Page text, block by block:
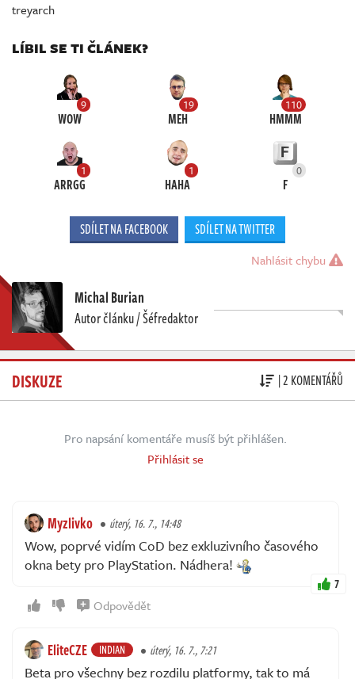
treyarch
LÍBIL SE TI ČLÁNEK?
9
WOW
19
MEH
110
HMMM
1
ARRGG
1
HAHA
0
F
SDÍLET NA FACEBOOK SDÍLET NA TWITTER
Nahlásit chybu
Michal Burian
Autor článku / Šéfredaktor
DISKUZE | 2 KOMENTÁŘŮ
Pro napsání komentáře musíš být přihlášen.
Přihlásit se
Myzlivko úterý, 16. 7., 14:48
Wow, poprvé vidím CoD bez exkluzivního časového
okna bety pro PlayStation. Nádhera!
7
Odpovědět
EliteCZE INDIAN úterý, 16. 7., 7:21
Beta pro všechny bez rozdilu platformy, tak to má